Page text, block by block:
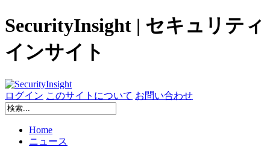
SecurityInsight | セキュリティ
インサイト
ログイン このサイトについて お問い合わせ
Home
ニュース